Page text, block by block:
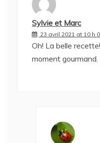
Sylvie et Marc
23 avril 2021 at 10 h
Oh! La belle
moment gourmand.